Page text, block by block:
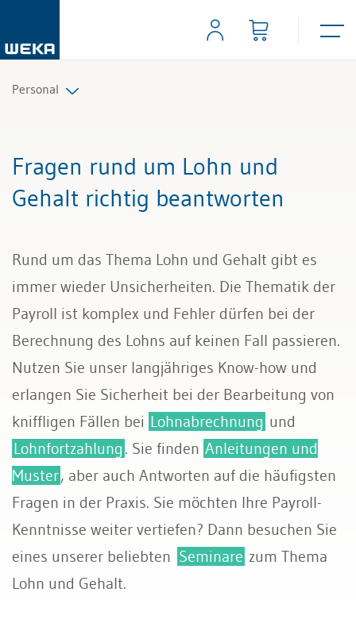
Personal
Arbeitsverträge und Reglemente
Lohn und Gehalt
Personalführung und Personalentwicklung
Kündigung & Arbeitszeugnis
Sozialversicherungen
Fragen rund um Lohn und
Gehalt richtig beantworten
Rund um das Thema Lohn und Gehalt gibt es
immer wieder Unsicherheiten. Die Thematik der
Payroll ist komplex und Fehler dürfen bei der
Berechnung des Lohns auf keinen Fall passieren.
Nutzen Sie unser langjähriges Know-how und
erlangen Sie Sicherheit bei der Bearbeitung von
kniffligen Fällen bei Lohnabrechnung und
Lohnfortzahlung . Sie finden Anleitungen und
Muster, aber auch Antworten auf die häufigsten
Fragen in der Praxis. Sie möchten Ihre Payroll-
Kenntnisse weiter vertiefen? Dann besuchen Sie
eines unserer beliebten Seminare zum Thema
Lohn und Gehalt.